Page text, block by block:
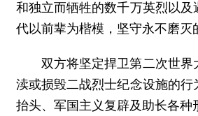
和独立而牺牲的数千万英烈以
代以前辈为楷模，坚守永不磨
双方将坚定捍卫第二次世
渎或损毁二战烈士纪念设施的
抬头、军国主义复辟及助长各